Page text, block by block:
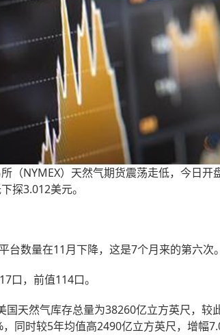
NYMEX）天然气期货震荡走低，今日开
探3.012美元。
数量在11月下降，这是7个月来的第六次。
，前值114口。
天然气库存总量为38260亿立方英尺，较
同时较5年均值高2490亿立方英尺，增幅